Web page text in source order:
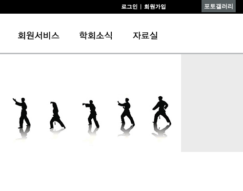
포토갤러리